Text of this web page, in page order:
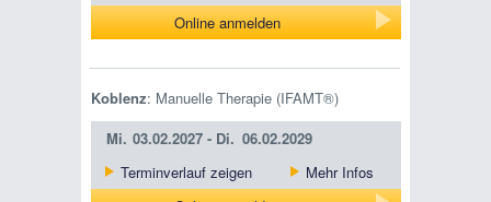
Online anmelden
Koblenz: Manuelle Therapie (IFAMT®)
Mi. 03.02.2027 - Di. 06.02.2029
Terminverlauf zeigen
Mehr Infos